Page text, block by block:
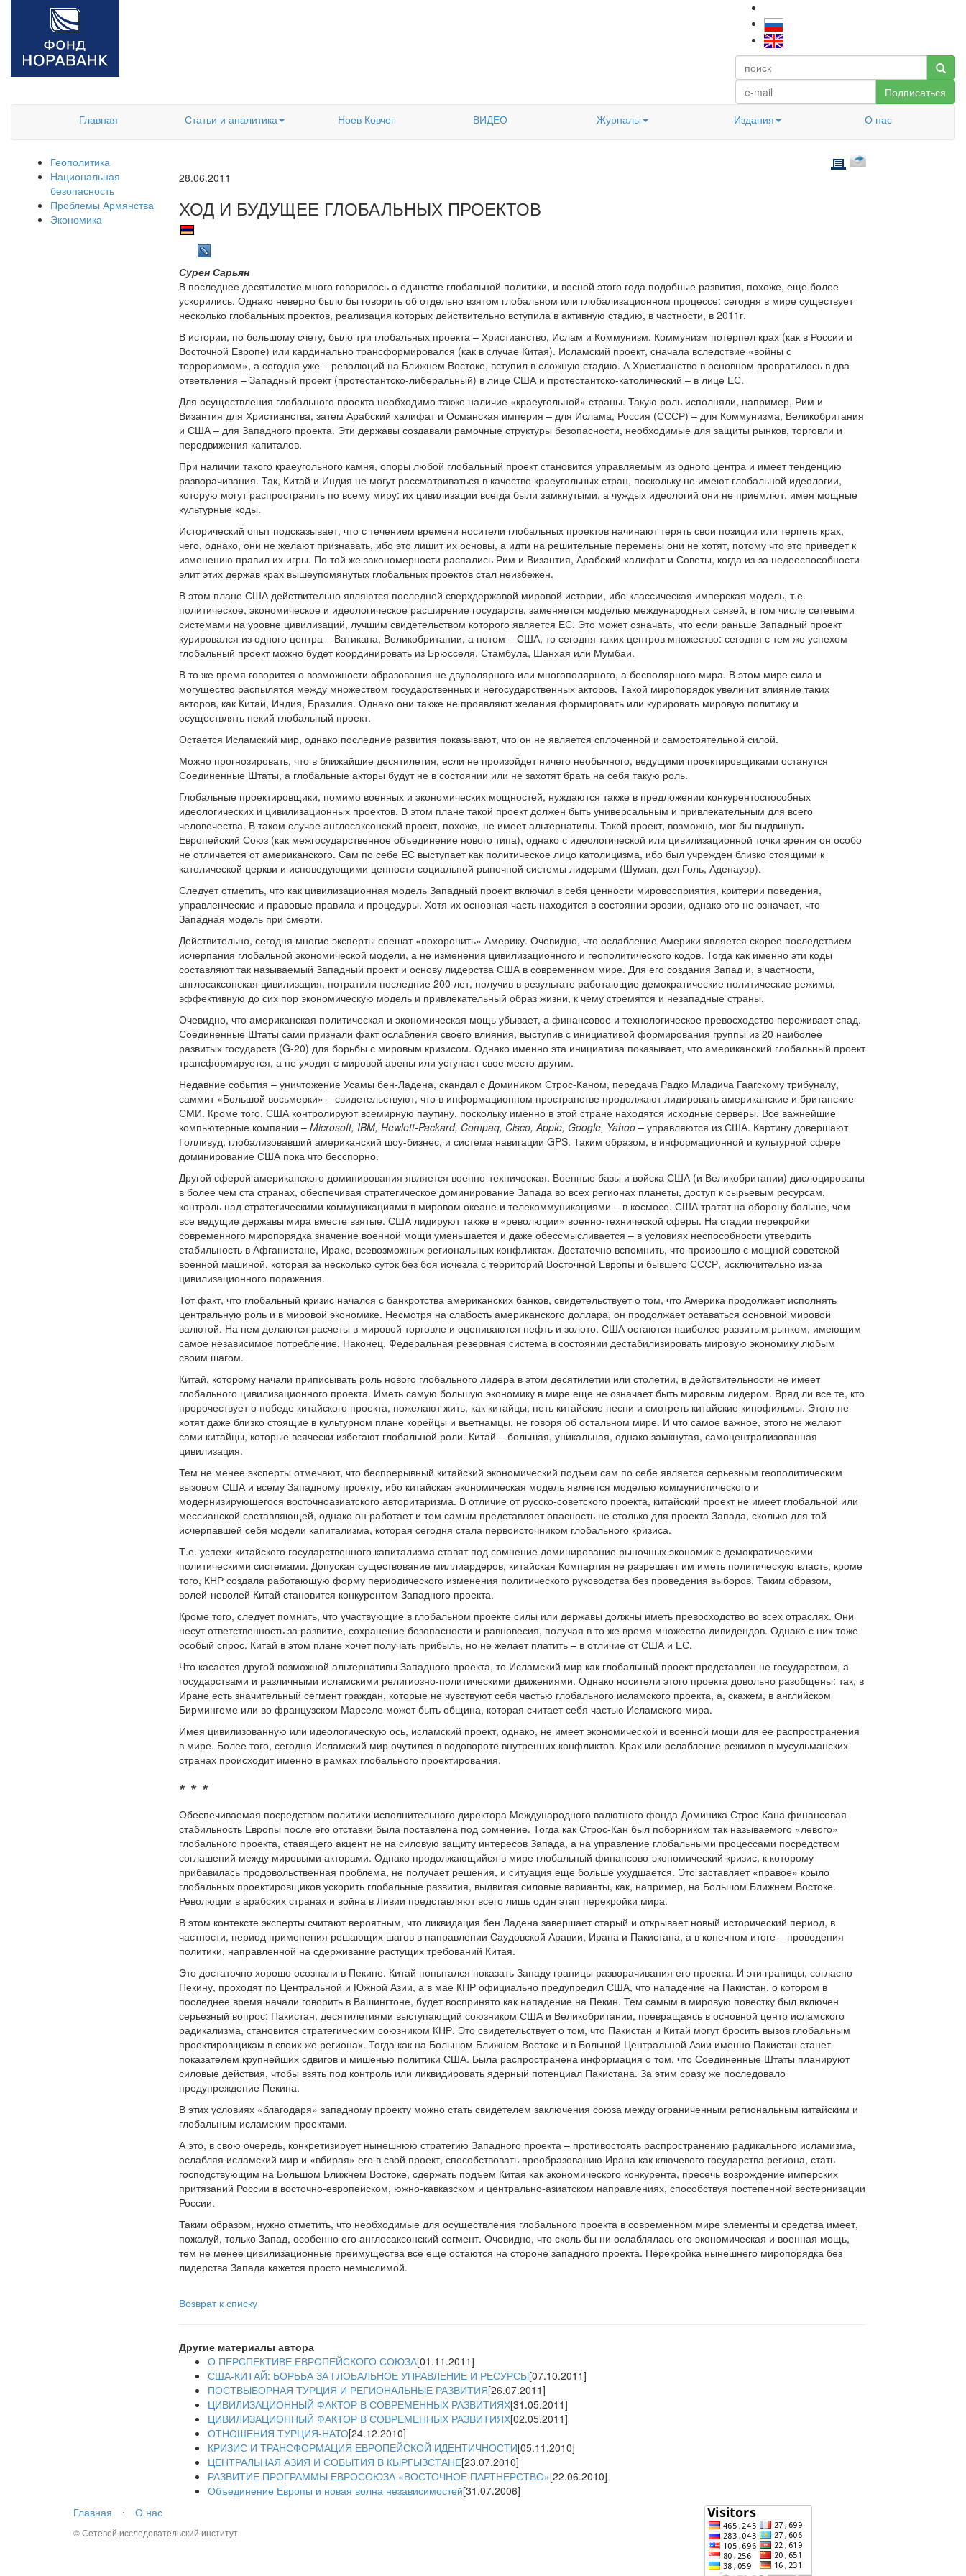
Подписаться
Главная
Статьи и аналитика Ноев Ковчег ВИДЕО Журналы Издания О нас
Геополитика
Национальная
безопасность
Проблемы Армянства
Экономика
28.06.2011
ХОД И БУДУЩЕЕ ГЛОБАЛЬНЫХ ПРОЕКТОВ
Сурен Сарьян
В последнее десятилетие много говорилось о единстве глобальной политики, и весной этого года подобные развития, похоже, еще более
ускорились. Однако неверно было бы говорить об отдельно взятом глобальном или глобализационном процессе: сегодня в мире существует
несколько глобальных проектов, реализация которых действительно вступила в активную стадию, в частности, в 2011г.
В истории, по большому счету, было три глобальных проекта – Христианство, Ислам и Коммунизм. Коммунизм потерпел крах (как в России и
Восточной Европе) или кардинально трансформировался (как в случае Китая). Исламский проект, сначала вследствие «войны с
терроризмом», а сегодня уже – революций на Ближнем Востоке, вступил в сложную стадию. А Христианство в основном превратилось в два
ответвления – Западный проект (протестантско-либеральный) в лице США и протестантско-католический – в лице ЕС.
Для осуществления глобального проекта необходимо также наличие «краеугольной» страны. Такую роль исполняли, например, Рим и
Византия для Христианства, затем Арабский халифат и Османская империя – для Ислама, Россия (СССР) – для Коммунизма, Великобритания
и США – для Западного проекта. Эти державы создавали рамочные структуры безопасности, необходимые для защиты рынков, торговли и
передвижения капиталов.
При наличии такого краеугольного камня, опоры любой глобальный проект становится управляемым из одного центра и имеет тенденцию
разворачивания. Так, Китай и Индия не могут рассматриваться в качестве краеугольных стран, поскольку не имеют глобальной идеологии,
которую могут распространить по всему миру: их цивилизации всегда были замкнутыми, а чуждых идеологий они не приемлют, имея мощные
культурные коды.
Исторический опыт подсказывает, что с течением времени носители глобальных проектов начинают терять свои позиции или терпеть крах,
чего, однако, они не желают признавать, ибо это лишит их основы, а идти на решительные перемены они не хотят, потому что это приведет к
изменению правил их игры. По той же закономерности распались Рим и Византия, Арабский халифат и Советы, когда из-за недееспособности
элит этих держав крах вышеупомянутых глобальных проектов стал неизбежен.
В этом плане США действительно являются последней сверхдержавой мировой истории, ибо классическая имперская модель, т.е.
политическое, экономическое и идеологическое расширение государств, заменяется моделью международных связей, в том числе сетевыми
системами на уровне цивилизаций, лучшим свидетельством которого является ЕС. Это может означать, что если раньше Западный проект
курировался из одного центра – Ватикана, Великобритании, а потом – США, то сегодня таких центров множество: сегодня с тем же успехом
глобальный проект можно будет координировать из Брюсселя, Стамбула, Шанхая или Мумбаи.
В то же время говорится о возможности образования не двуполярного или многополярного, а бесполярного мира. В этом мире сила и
могущество распылятся между множеством государственных и негосударственных акторов. Такой миропорядок увеличит влияние таких
акторов, как Китай, Индия, Бразилия. Однако они также не проявляют желания формировать или курировать мировую политику и
осуществлять некий глобальный проект.
Остается Исламский мир, однако последние развития показывают, что он не является сплоченной и самостоятельной силой.
Можно прогнозировать, что в ближайшие десятилетия, если не произойдет ничего необычного, ведущими проектировщиками останутся
Соединенные Штаты, а глобальные акторы будут не в состоянии или не захотят брать на себя такую роль.
Глобальные проектировщики, помимо военных и экономических мощностей, нуждаются также в предложении конкурентоспособных
идеологических и цивилизационных проектов. В этом плане такой проект должен быть универсальным и привлекательным для всего
человечества. В таком случае англосаксонский проект, похоже, не имеет альтернативы. Такой проект, возможно, мог бы выдвинуть
Европейский Союз (как межгосударственное объединение нового типа), однако с идеологической или цивилизационной точки зрения он особо
не отличается от американского. Сам по себе ЕС выступает как политическое лицо католицизма, ибо был учрежден близко стоящими к
католической церкви и исповедующими ценности социальной рыночной системы лидерами (Шуман, дел Голь, Аденауэр).
Следует отметить, что как цивилизационная модель Западный проект включил в себя ценности мировосприятия, критерии поведения,
управленческие и правовые правила и процедуры. Хотя их основная часть находится в состоянии эрозии, однако это не означает, что
Западная модель при смерти.
Действительно, сегодня многие эксперты спешат «похоронить» Америку. Очевидно, что ослабление Америки является скорее последствием
исчерпания глобальной экономической модели, а не изменения цивилизационного и геополитического кодов. Тогда как именно эти коды
составляют так называемый Западный проект и основу лидерства США в современном мире. Для его создания Запад и, в частности,
англосаксонская цивилизация, потратили последние 200 лет, получив в результате работающие демократические политические режимы,
эффективную до сих пор экономическую модель и привлекательный образ жизни, к чему стремятся и незападные страны.
Очевидно, что американская политическая и экономическая мощь убывает, а финансовое и технологическое превосходство переживает спад.
Соединенные Штаты сами признали факт ослабления своего влияния, выступив с инициативой формирования группы из 20 наиболее
развитых государств (G-20) для борьбы с мировым кризисом. Однако именно эта инициатива показывает, что американский глобальный проект
трансформируется, а не уходит с мировой арены или уступает свое место другим.
Недавние события – уничтожение Усамы бен-Ладена, скандал с Домиником Строс-Каном, передача Радко Младича Гаагскому трибуналу,
саммит «Большой восьмерки» – свидетельствуют, что в информационном пространстве продолжают лидировать американские и британские
СМИ. Кроме того, США контролируют всемирную паутину, поскольку именно в этой стране находятся исходные серверы. Все важнейшие
компьютерные компании – Microsoft, IBM, Hewlett-Packard, Compaq, Cisco, Apple, Google, Yahoo – управляются из США. Картину довершают
Голливуд, глобализовавший американский шоу-бизнес, и система навигации GPS. Таким образом, в информационной и культурной сфере
доминирование США пока что бесспорно.
Другой сферой американского доминирования является военно-техническая. Военные базы и войска США (и Великобритании) дислоцированы
в более чем ста странах, обеспечивая стратегическое доминирование Запада во всех регионах планеты, доступ к сырьевым ресурсам,
контроль над стратегическими коммуникациями в мировом океане и телекоммуникациями – в космосе. США тратят на оборону больше, чем
все ведущие державы мира вместе взятые. США лидируют также в «революции» военно-технической сферы. На стадии перекройки
современного миропорядка значение военной мощи уменьшается и даже обессмысливается – в условиях неспособности утвердить
стабильность в Афганистане, Ираке, всевозможных региональных конфликтах. Достаточно вспомнить, что произошло с мощной советской
военной машиной, которая за несколько суток без боя исчезла с территорий Восточной Европы и бывшего СССР, исключительно из-за
цивилизационного поражения.
Тот факт, что глобальный кризис начался с банкротства американских банков, свидетельствует о том, что Америка продолжает исполнять
центральную роль и в мировой экономике. Несмотря на слабость американского доллара, он продолжает оставаться основной мировой
валютой. На нем делаются расчеты в мировой торговле и оцениваются нефть и золото. США остаются наиболее развитым рынком, имеющим
самое независимое потребление. Наконец, Федеральная резервная система в состоянии дестабилизировать мировую экономику любым
своим шагом.
Китай, которому начали приписывать роль нового глобального лидера в этом десятилетии или столетии, в действительности не имеет
глобального цивилизационного проекта. Иметь самую большую экономику в мире еще не означает быть мировым лидером. Вряд ли все те, кто
пророчествует о победе китайского проекта, пожелают жить, как китайцы, петь китайские песни и смотреть китайские кинофильмы. Этого не
хотят даже близко стоящие в культурном плане корейцы и вьетнамцы, не говоря об остальном мире. И что самое важное, этого не желают
сами китайцы, которые всячески избегают глобальной роли. Китай – большая, уникальная, однако замкнутая, самоцентрализованная
цивилизация.
Тем не менее эксперты отмечают, что беспрерывный китайский экономический подъем сам по себе является серьезным геополитическим
вызовом США и всему Западному проекту, ибо китайская экономическая модель является моделью коммунистического и
модернизирующегося восточноазиатского авторитаризма. В отличие от русско-советского проекта, китайский проект не имеет глобальной или
мессианской составляющей, однако он работает и тем самым представляет опасность не столько для проекта Запада, сколько для той
исчерпавшей себя модели капитализма, которая сегодня стала первоисточником глобального кризиса.
Т.е. успехи китайского государственного капитализма ставят под сомнение доминирование рыночных экономик с демократическими
политическими системами. Допуская существование миллиардеров, китайская Компартия не разрешает им иметь политическую власть, кроме
того, КНР создала работающую форму периодического изменения политического руководства без проведения выборов. Таким образом,
волей-неволей Китай становится конкурентом Западного проекта.
Кроме того, следует помнить, что участвующие в глобальном проекте силы или державы должны иметь превосходство во всех отраслях. Они
несут ответственность за развитие, сохранение безопасности и равновесия, получая в то же время множество дивидендов. Однако с них тоже
особый спрос. Китай в этом плане хочет получать прибыль, но не желает платить – в отличие от США и ЕС.
Что касается другой возможной альтернативы Западного проекта, то Исламский мир как глобальный проект представлен не государством, а
государствами и различными исламскими религиозно-политическими движениями. Однако носители этого проекта довольно разобщены: так, в
Иране есть значительный сегмент граждан, которые не чувствуют себя частью глобального исламского проекта, а, скажем, в английском
Бирмингеме или во французском Марселе может быть община, которая считает себя частью Исламского мира.
Имея цивилизованную или идеологическую ось, исламский проект, однако, не имеет экономической и военной мощи для ее распространения
в мире. Более того, сегодня Исламский мир очутился в водовороте внутренних конфликтов. Крах или ослабление режимов в мусульманских
странах происходит именно в рамках глобального проектирования.
* * *
Обеспечиваемая посредством политики исполнительного директора Международного валютного фонда Доминика Строс-Кана финансовая
стабильность Европы после его отставки была поставлена под сомнение. Тогда как Строс-Кан был поборником так называемого «левого»
глобального проекта, ставящего акцент не на силовую защиту интересов Запада, а на управление глобальными процессами посредством
соглашений между мировыми акторами. Однако продолжающийся в мире глобальный финансово-экономический кризис, к которому
прибавилась продовольственная проблема, не получает решения, и ситуация еще больше ухудшается. Это заставляет «правое» крыло
глобальных проектировщиков ускорить глобальные развития, выдвигая силовые варианты, как, например, на Большом Ближнем Востоке.
Революции в арабских странах и война в Ливии представляют всего лишь один этап перекройки мира.
В этом контексте эксперты считают вероятным, что ликвидация бен Ладена завершает старый и открывает новый исторический период, в
частности, период применения решающих шагов в направлении Саудовской Аравии, Ирана и Пакистана, а в конечном итоге – проведения
политики, направленной на сдерживание растущих требований Китая.
Это достаточно хорошо осознали в Пекине. Китай попытался показать Западу границы разворачивания его проекта. И эти границы, согласно
Пекину, проходят по Центральной и Южной Азии, а в мае КНР официально предупредил США, что нападение на Пакистан, о котором в
последнее время начали говорить в Вашингтоне, будет воспринято как нападение на Пекин. Тем самым в мировую повестку был включен
серьезный вопрос: Пакистан, десятилетиями выступающий союзником США и Великобритании, превращаясь в основной центр исламского
радикализма, становится стратегическим союзником КНР. Это свидетельствует о том, что Пакистан и Китай могут бросить вызов глобальным
проектировщикам в своих же регионах. Тогда как на Большом Ближнем Востоке и в Большой Центральной Азии именно Пакистан станет
показателем крупнейших сдвигов и мишенью политики США. Была распространена информация о том, что Соединенные Штаты планируют
силовые действия, чтобы взять под контроль или ликвидировать ядерный потенциал Пакистана. За этим сразу же последовало
предупреждение Пекина.
В этих условиях «благодаря» западному проекту можно стать свидетелем заключения союза между ограниченным региональным китайским и
глобальным исламским проектами.
А это, в свою очередь, конкретизирует нынешнюю стратегию Западного проекта – противостоять распространению радикального исламизма,
ослабляя исламский мир и «вбирая» его в свой проект, способствовать преобразованию Ирана как ключевого государства региона, стать
господствующим на Большом Ближнем Востоке, сдержать подъем Китая как экономического конкурента, пресечь возрождение имперских
притязаний России в восточно-европейском, южно-кавказском и центрально-азиатском направлениях, способствуя постепенной вестернизации
России.
Таким образом, нужно отметить, что необходимые для осуществления глобального проекта в современном мире элементы и средства имеет,
пожалуй, только Запад, особенно его англосаксонский сегмент. Очевидно, что сколь бы ни ослаблялась его экономическая и военная мощь,
тем не менее цивилизационные преимущества все еще остаются на стороне западного проекта. Перекройка нынешнего миропорядка без
лидерства Запада кажется просто немыслимой.
Возврат к списку
Другие материалы автора
О ПЕРСПЕКТИВЕ ЕВРОПЕЙСКОГО СОЮЗА[01.11.2011]
США-КИТАЙ: БОРЬБА ЗА ГЛОБАЛЬНОЕ УПРАВЛЕНИЕ И РЕСУРСЫ[07.10.2011]
ПОСТВЫБОРНАЯ ТУРЦИЯ И РЕГИОНАЛЬНЫЕ РАЗВИТИЯ[26.07.2011]
ЦИВИЛИЗАЦИОННЫЙ ФАКТОР В СОВРЕМЕННЫХ РАЗВИТИЯХ[31.05.2011]
ЦИВИЛИЗАЦИОННЫЙ ФАКТОР В СОВРЕМЕННЫХ РАЗВИТИЯХ[02.05.2011]
ОТНОШЕНИЯ ТУРЦИЯ-НАТО[24.12.2010]
КРИЗИС И ТРАНСФОРМАЦИЯ ЕВРОПЕЙСКОЙ ИДЕНТИЧНОСТИ[05.11.2010]
ЦЕНТРАЛЬНАЯ АЗИЯ И СОБЫТИЯ В КЫРГЫЗСТАНЕ[23.07.2010]
РАЗВИТИЕ ПРОГРАММЫ ЕВРОСОЮЗА «ВОСТОЧНОЕ ПАРТНЕРСТВО»[22.06.2010]
Объединение Европы и новая волна независимостей[31.07.2006]
Главная
⋅ О нас
© Сетевой исследовательский институт